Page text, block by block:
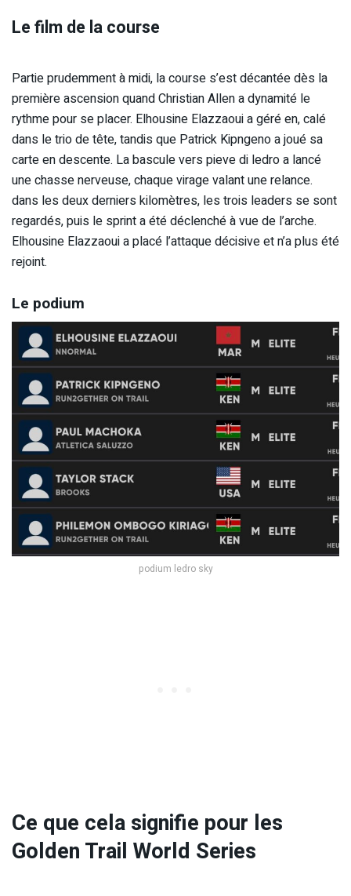
Le film de la course
Partie prudemment à midi, la course s’est décantée dès la
première ascension quand Christian Allen a dynamité le
rythme pour se placer. Elhousine Elazzaoui a géré en, calé
dans le trio de tête, tandis que Patrick Kipngeno a joué sa
carte en descente. La bascule vers pieve di ledro a lancé
une chasse nerveuse, chaque virage valant une relance.
dans les deux derniers kilomètres, les trois leaders se sont
regardés, puis le sprint a été déclenché à vue de l’arche.
Elhousine Elazzaoui a placé l’attaque décisive et n’a plus été
rejoint.
Le podium
podium ledro sky
Ce que cela signifie pour les
Golden Trail World Series